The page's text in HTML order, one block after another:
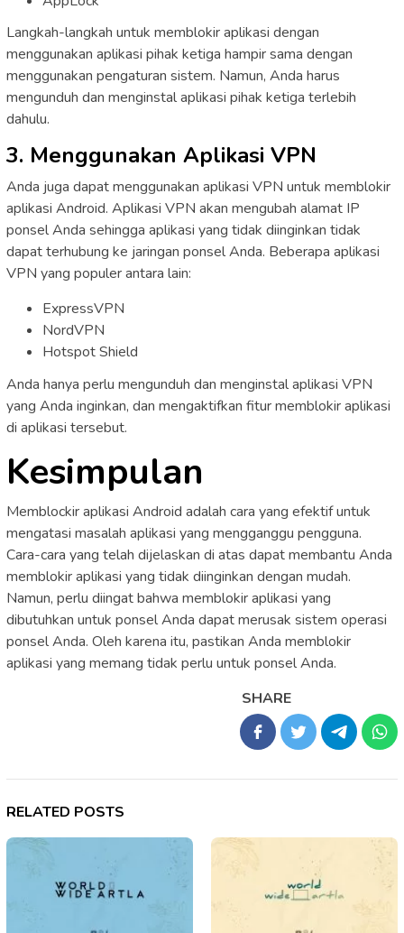
Langkah-langkah untuk memblokir aplikasi dengan
menggunakan aplikasi pihak ketiga hampir sama dengan
menggunakan pengaturan sistem. Namun, Anda harus
mengunduh dan menginstal aplikasi pihak ketiga terlebih
dahulu.
3. Menggunakan Aplikasi VPN
Anda juga dapat menggunakan aplikasi VPN untuk memblokir
aplikasi Android. Aplikasi VPN akan mengubah alamat IP
ponsel Anda sehingga aplikasi yang tidak diinginkan tidak
dapat terhubung ke jaringan ponsel Anda. Beberapa aplikasi
VPN yang populer antara lain:
ExpressVPN
NordVPN
Hotspot Shield
Anda hanya perlu mengunduh dan menginstal aplikasi VPN
yang Anda inginkan, dan mengaktifkan fitur memblokir aplikasi
di aplikasi tersebut.
Kesimpulan
Memblockir aplikasi Android adalah cara yang efektif untuk
mengatasi masalah aplikasi yang mengganggu pengguna.
Cara-cara yang telah dijelaskan di atas dapat membantu Anda
memblokir aplikasi yang tidak diinginkan dengan mudah.
Namun, perlu diingat bahwa memblokir aplikasi yang
dibutuhkan untuk ponsel Anda dapat merusak sistem operasi
ponsel Anda. Oleh karena itu, pastikan Anda memblokir
aplikasi yang memang tidak perlu untuk ponsel Anda.
SHARE
RELATED POSTS